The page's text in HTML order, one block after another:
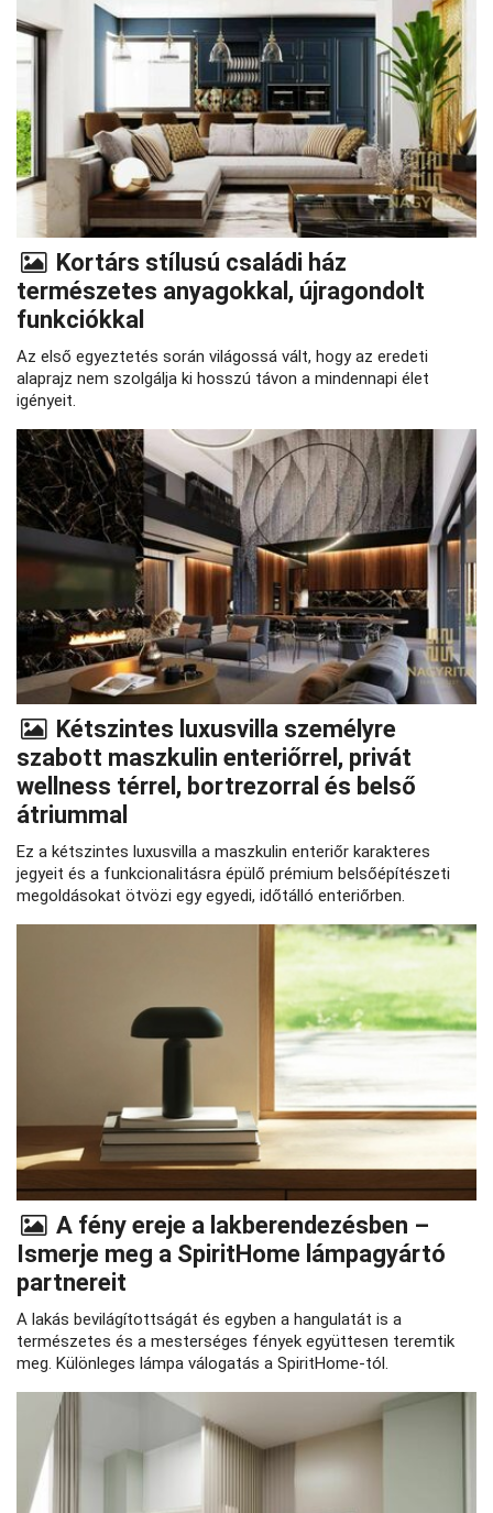
Kortárs stílusú családi ház
természetes anyagokkal, újragondolt
funkciókkal
Az első egyeztetés során világossá vált, hogy az eredeti
alaprajz nem szolgálja ki hosszú távon a mindennapi élet
igényeit.
Kétszintes luxusvilla személyre
szabott maszkulin enteriőrrel, privát
wellness térrel, bortrezorral és belső
átriummal
Ez a kétszintes luxusvilla a maszkulin enteriőr karakteres
jegyeit és a funkcionalitásra épülő prémium belsőépítészeti
megoldásokat ötvözi egy egyedi, időtálló enteriőrben.
A fény ereje a lakberendezésben –
Ismerje meg a SpiritHome lámpagyártó
partnereit
A lakás bevilágítottságát és egyben a hangulatát is a
természetes és a mesterséges fények együttesen teremtik
meg. Különleges lámpa válogatás a SpiritHome-tól.